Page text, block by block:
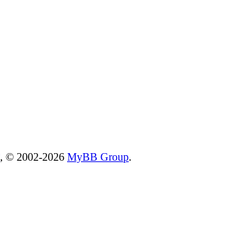
, © 2002-2026 MyBB Group.